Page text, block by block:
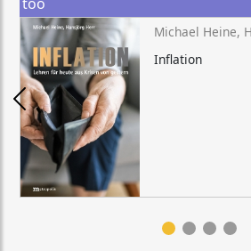
Michael Heine,
Inflation